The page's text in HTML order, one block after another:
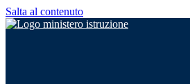
Salta al contenuto